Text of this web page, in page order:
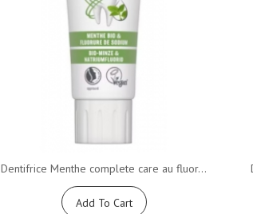
Dentifrice Menthe complete care au fluor...
Add To Cart